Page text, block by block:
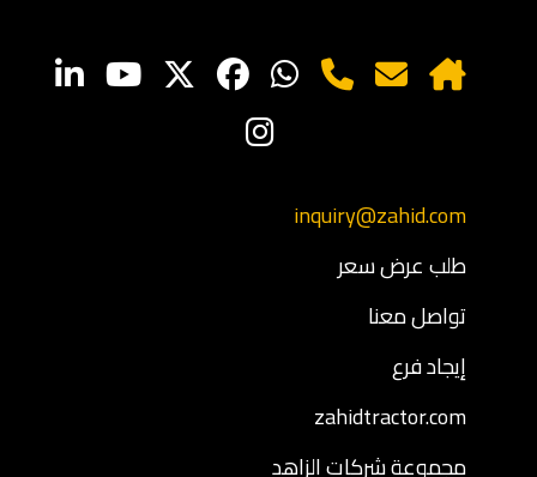
inquiry@zahid.com
طلب عرض سعر
تواصل معنا
إيجاد فرع
zahidtractor.com
مجموعة شركات الزاهد